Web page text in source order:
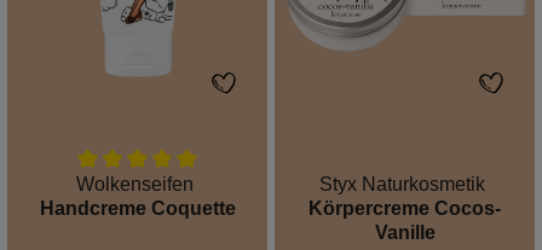
Wolkenseifen
Handcreme Coquette
Styx Naturkosmetik
Körpercreme Cocos-
Vanille